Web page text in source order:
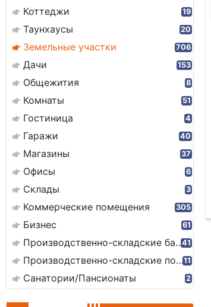
Коттеджи 19
Таунхаусы 20
Земельные участки 706
Дачи 153
Общежития 8
Комнаты 51
Гостиница 4
Гаражи 40
Магазины 37
Офисы 6
Склады 3
Коммерческие помещения 305
Бизнес 61
Производственно-складские базы41
Производственно-складские помещения11
Санатории/Пансионаты 2